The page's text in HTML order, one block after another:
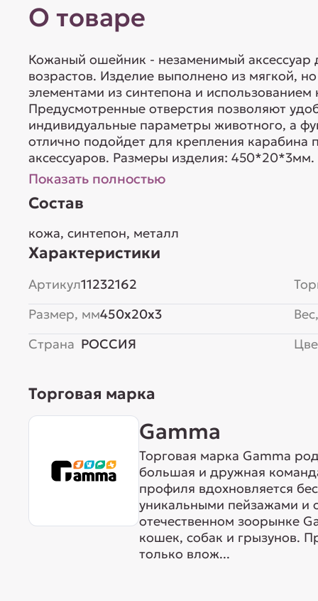
О товаре
Кожаный ошейник - незаменимый аксессуар
возрастов. Изделие выполнено из мягкой,
элементами из синтепона и
Предусмотренные отверстия позволяют
индивидуальные параметры животного, а
отлично подойдет для крепления карабина
аксессуаров. Размеры изделия:
Показать полностью
Состав
кожа, синтепон, металл
Характеристики
Артикул11232162
Размер, мм450x20x3
Страна РОССИЯ
Торговая марка
Gamma
Торговая марка Gamma
большая и дружная
профиля вдохновляется
уникальными пейзажами и
отечественном зоорынке
кошек, собак и грызунов.
только влож...